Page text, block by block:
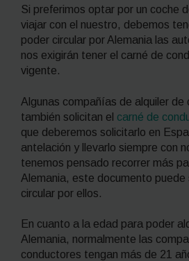
Si preferimos optar por un coche
viajar con el nuestro, debemos
poder circular por Alemania las
nos exigirán tener el carné de
vigente.
Algunas compañías de alquiler de
también solicitan el carné de
que deberemos solicitarlo en
antelación y llevarlo siempre con
tenemos pensado recorrer más
Alemania, este documento puede
circular por ellos.
En cuanto a la edad para poder
Alemania, normalmente las
conductores tengan más de 21